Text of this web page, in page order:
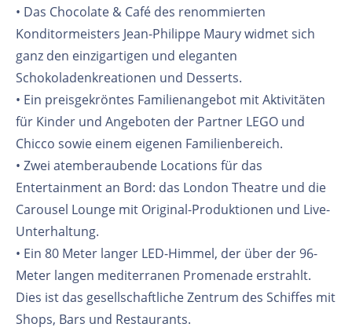
• Das Chocolate & Café des renommierten
Konditormeisters Jean-Philippe Maury widmet sich
ganz den einzigartigen und eleganten
Schokoladenkreationen und Desserts.
• Ein preisgekröntes Familienangebot mit Aktivitäten
für Kinder und Angeboten der Partner LEGO und
Chicco sowie einem eigenen Familienbereich.
• Zwei atemberaubende Locations für das
Entertainment an Bord: das London Theatre und die
Carousel Lounge mit Original-Produktionen und Live-
Unterhaltung.
• Ein 80 Meter langer LED-Himmel, der über der 96-
Meter langen mediterranen Promenade erstrahlt.
Dies ist das gesellschaftliche Zentrum des Schiffes mit
Shops, Bars und Restaurants.